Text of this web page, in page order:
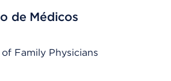
de Médicos
Family Physicians